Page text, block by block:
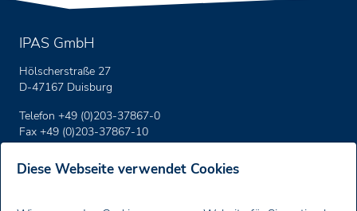
Diese Webseite verwendet Cookies
IPAS GmbH
Hölscherstraße 27
D-47167 Duisburg
Telefon +49 (0)203-37867-0
Fax +49 (0)203-37867-10
E-Mail:support@ipas-products.com